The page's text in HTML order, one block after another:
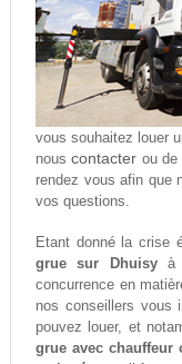
vous souhaitez louer
nouscontacter ou de
rendez vous afin que
vos questions.
Etant donné la crise
grue sur Dhuisyà
concurrence en
nos conseillers vous
pouvez louer, et
grue avec